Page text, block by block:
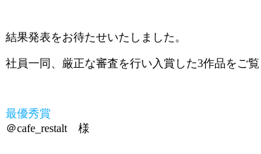
結果発表をお待たせいたしました。
社員一同、厳正な審査を行い入賞した3作品をご覧
最優秀賞
＠cafe_restalt 様